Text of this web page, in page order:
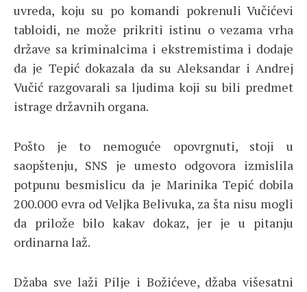
uvreda, koju su po komandi pokrenuli Vučićevi
tabloidi, ne može prikriti istinu o vezama vrha
države sa kriminalcima i ekstremistima i dodaje
da je Tepić dokazala da su Aleksandar i Andrej
Vučić razgovarali sa ljudima koji su bili predmet
istrage državnih organa.
Pošto je to nemoguće opovrgnuti, stoji u
saopštenju, SNS je umesto odgovora izmislila
potpunu besmislicu da je Marinika Tepić dobila
200.000 evra od Veljka Belivuka, za šta nisu mogli
da prilože bilo kakav dokaz, jer je u pitanju
ordinarna laž.
Džaba sve laži Pilje i Božićeve, džaba višesatni